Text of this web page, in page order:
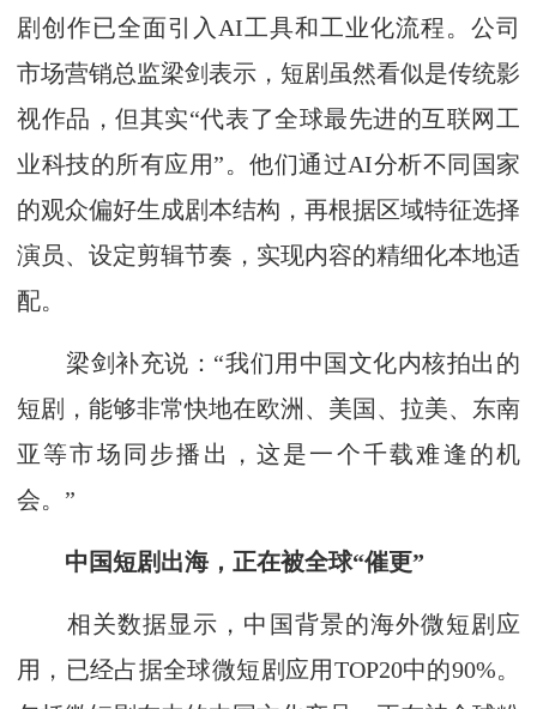
剧创作已全面引入AI工具和工业化流程。公司
市场营销总监梁剑表示，短剧虽然看似是传统影
视作品，但其实“代表了全球最先进的互联网工
业科技的所有应用”。他们通过AI分析不同国家
的观众偏好生成剧本结构，再根据区域特征选择
演员、设定剪辑节奏，实现内容的精细化本地适
配。
梁剑补充说：“我们用中国文化内核拍出的
短剧，能够非常快地在欧洲、美国、拉美、东南
亚等市场同步播出，这是一个千载难逢的机
会。”
中国短剧出海，正在被全球“催更”
相关数据显示，中国背景的海外微短剧应
用，已经占据全球微短剧应用TOP20中的90%。